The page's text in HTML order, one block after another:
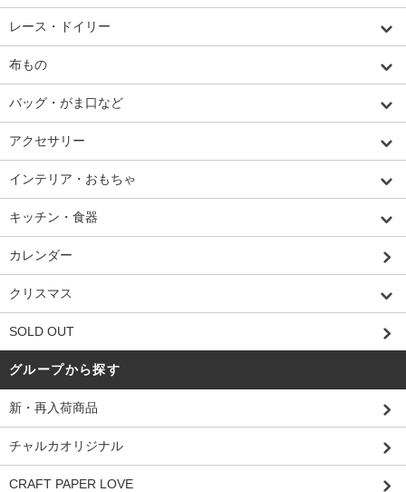
レース・ドイリー
布もの
バッグ・がま口など
アクセサリー
インテリア・おもちゃ
キッチン・食器
カレンダー
クリスマス
SOLD OUT
グループから探す
新・再入荷商品
チャルカオリジナル
CRAFT PAPER LOVE